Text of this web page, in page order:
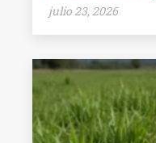
julio 23, 2026